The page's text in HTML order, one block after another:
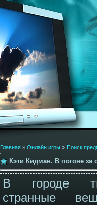
Главная » Онлайн игры » Поиск
Кэти Кидман. В погоне за
В городе
странные